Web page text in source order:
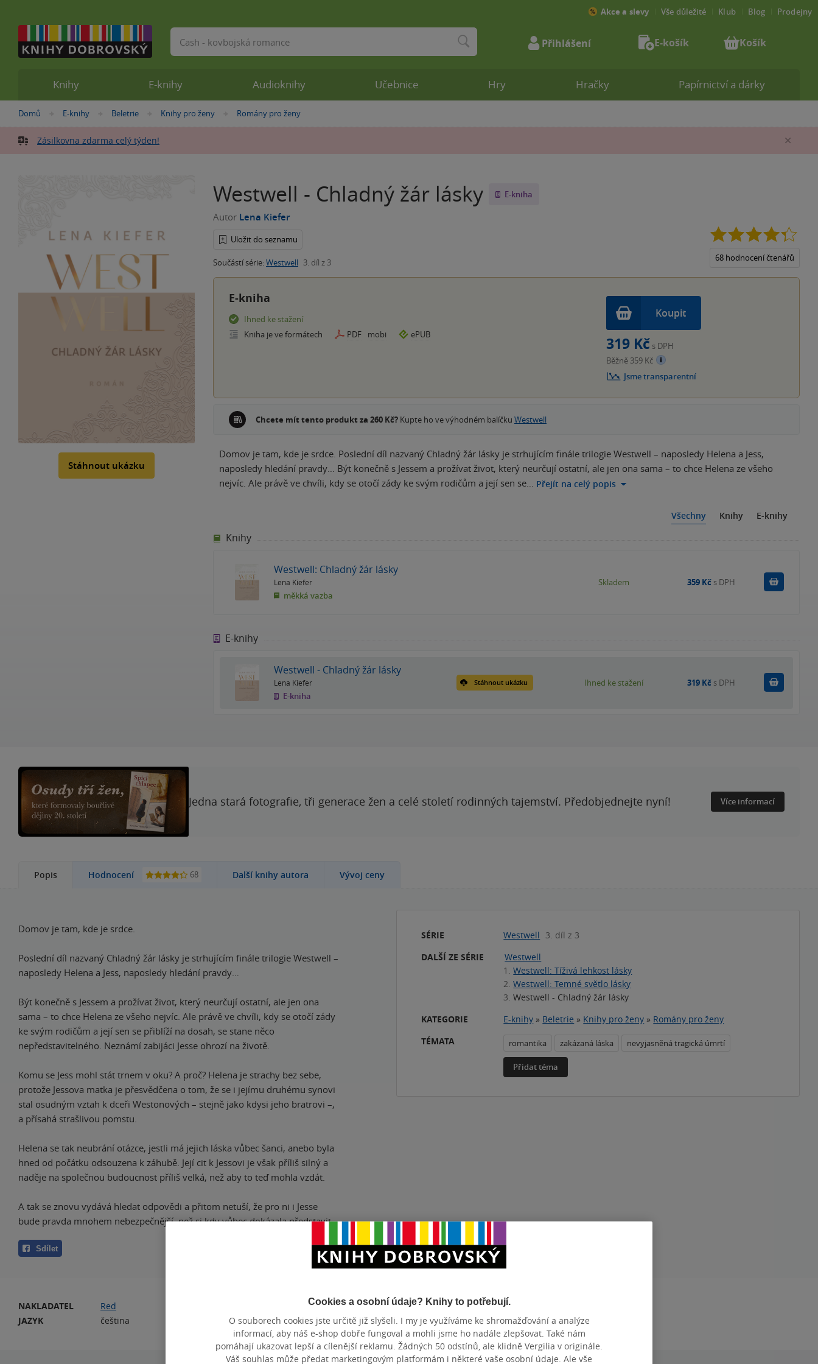
Nacházíte
zde:
Domů »
E-knihy »
Beletrie »
Knihy pro ženy »
Romány pro ženy
Zásilkovna zdarma celý týden!
Stáhnout ukázku
Westwell - Chladný žár lásky E-kniha
Autor Lena Kiefer
Uložit do seznamu
Součástí série:Westwell 3. díl z 3 68 hodnocení čtenářů
E-kniha
Ihned ke stažení
Kniha je ve formátech
PDF mobi ePUB
Koupit
319 Kč s DPH
Běžně 359 Kč
Jsme transparentní
Chcete mít tento produkt za 260 Kč? Kupte ho ve výhodném balíčku Westwell
Domov je tam, kde je srdce. Poslední díl nazvaný Chladný žár lásky je strhujícím finále trilogie Westwell – naposledy Helena a Jess,
naposledy hledání pravdy… Být konečně s Jessem a prožívat život, který neurčují ostatní, ale jen ona sama – to chce Helena ze všeho
nejvíc. Ale právě ve chvíli, kdy se otočí zády ke svým rodičům a její sen se… Přejít na celý popis
Všechny Knihy E-knihy
Knihy
Westwell: Chladný žár lásky
Lena Kiefer
měkká vazba
Skladem 359 Kč s DPH
E-knihy
Westwell - Chladný žár lásky
Lena Kiefer
E-kniha
Stáhnout ukázku Ihned ke stažení 319 Kč s DPH Koupit
Jedna stará fotografie, tři generace žen a celé století rodinných tajemství. Předobjednejte nyní! Více informací
Popis Hodnocení 68 Další knihy autora Vývoj ceny
Domov je tam, kde je srdce.
Poslední díl nazvaný Chladný žár lásky je strhujícím finále trilogie Westwell –
naposledy Helena a Jess, naposledy hledání pravdy…
Být konečně s Jessem a prožívat život, který neurčují ostatní, ale jen ona
sama – to chce Helena ze všeho nejvíc. Ale právě ve chvíli, kdy se otočí zády
ke svým rodičům a její sen se přiblíží na dosah, se stane něco
nepředstavitelného. Neznámí zabijáci Jesse ohrozí na životě.
Komu se Jess mohl stát trnem v oku? A proč? Helena je strachy bez sebe,
protože Jessova matka je přesvědčena o tom, že se i jejímu druhému synovi
stal osudným vztah k dceři Westonových – stejně jako kdysi jeho bratrovi –,
a přísahá strašlivou pomstu.
Helena se tak neubrání otázce, jestli má jejich láska vůbec šanci, anebo byla
hned od počátku odsouzena k záhubě. Její cit k Jessovi je však příliš silný a
naděje na společnou budoucnost příliš velká, než aby to teď mohla vzdát.
A tak se znovu vydává hledat odpovědi a přitom netuší, že pro ni i Jesse
bude pravda mnohem nebezpečnější, než si kdy vůbec dokázala představit.
Sdílet
SÉRIE Westwell 3. díl z 3
DALŠÍ ZE SÉRIE
Westwell
1. Westwell: Tíživá lehkost lásky
2. Westwell: Temné světlo lásky
3. Westwell - Chladný žár lásky
KATEGORIE
E-knihy » Beletrie » Knihy pro ženy » Romány pro ženy
TÉMATA
romantika zakázaná láska nevyjasněná tragická úmrtí
Přidat téma
NAKLADATEL
Red
JAZYK
čeština
POČET STRAN 384 DATUM VYDÁNÍ
Knihy E-knihy Audioknihy Učebnice Hry Hračky Papírnictví a dárky
Akce a slevy Vše důležité Klub Blog Prodejny
Vyhledávání Přihlášení E-košík Košík
Cookies a osobní údaje? Knihy to potřebují.
O souborech cookies jste určitě již slyšeli. I my je využíváme ke shromažďování a analýze
informací, aby náš e-shop dobře fungoval a mohli jsme ho nadále zlepšovat. Také nám
pomáhají ukazovat lepší a cílenější reklamu. Žádných 50 odstínů, ale klidně Vergilia v originále.
Váš souhlas může předat marketingovým platformám i některé vaše osobní údaje. Ale vše